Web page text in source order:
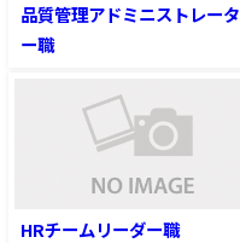
品質管理アドミニストレータ
ー職
HRチームリーダー職